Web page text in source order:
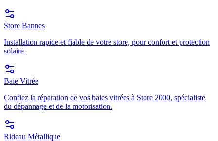
Store Bannes
Installation rapide et fiable de votre store, pour confort et protection
solaire.
Baie Vitrée
Confiez la réparation de vos baies vitrées à Store 2000, spécialiste
du dépannage et de la motorisation.
Rideau Métallique